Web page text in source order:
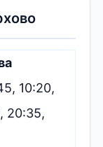
10:20,
20:35,